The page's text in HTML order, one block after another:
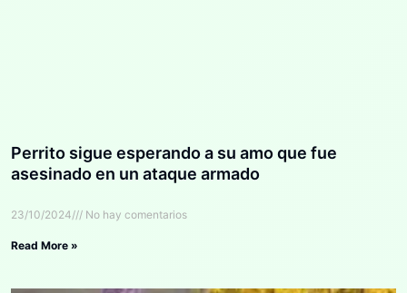
Perrito sigue esperando a su amo que fue
asesinado en un ataque armado
23/10/2024 No hay comentarios
Read More »